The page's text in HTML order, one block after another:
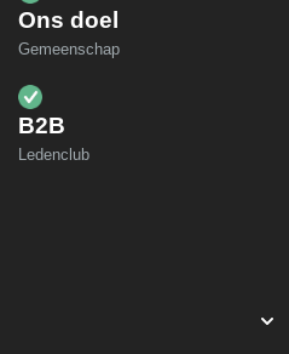
Ons doel
Gemeenschap
B2B
Ledenclub